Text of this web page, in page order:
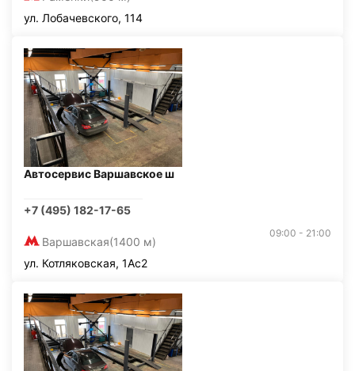
ул. Лобачевского, 114
Автосервис Варшавское ш
+7 (495) 182-17-65
Варшавская(1400 м)
09:00 - 21:00
ул. Котляковская, 1Ас2